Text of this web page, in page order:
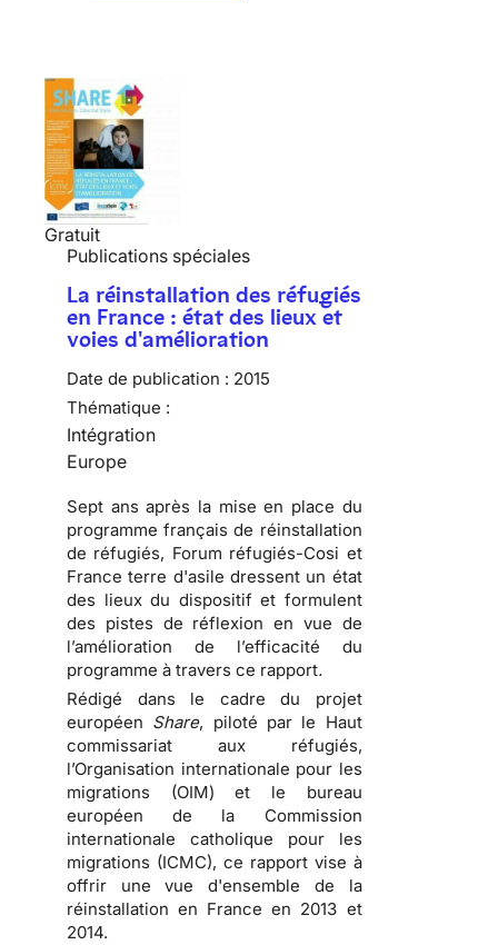
Gratuit
Publications spéciales
La réinstallation des réfugiés
en France : état des lieux et
voies d'amélioration
Date de publication : 2015
Thématique :
Intégration
Europe
Sept ans après la mise en place du
programme français de réinstallation
de réfugiés, Forum réfugiés-Cosi et
France terre d'asile dressent un état
des lieux du dispositif et formulent
des pistes de réflexion en vue de
l’amélioration de l’efficacité du
programme à travers ce rapport.
Rédigé dans le cadre du projet
européen Share, piloté par le Haut
commissariat aux réfugiés,
l’Organisation internationale pour les
migrations (OIM) et le bureau
européen de la Commission
internationale catholique pour les
migrations (ICMC), ce rapport vise à
offrir une vue d'ensemble de la
réinstallation en France en 2013 et
2014.